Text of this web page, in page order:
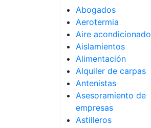
Abogados
Aerotermia
Aire acondicionado
Aislamientos
Alimentación
Alquiler de carpas
Antenistas
Asesoramiento de
empresas
Astilleros